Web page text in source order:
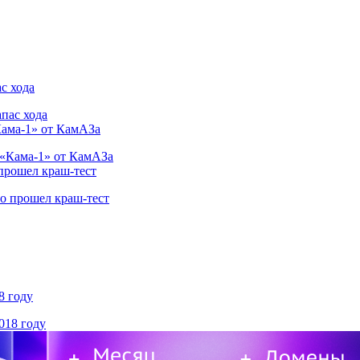
хода
1» от КамАЗа
краш-тест
году